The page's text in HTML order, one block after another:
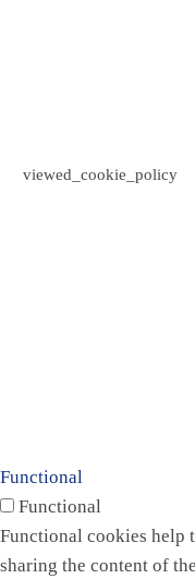
viewed_cookie_policy
Functional
Functional
Functional cookies
sharing the content of